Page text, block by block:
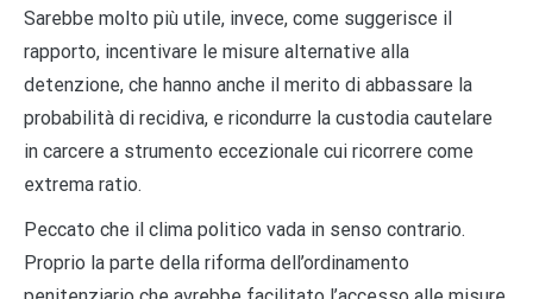
Sarebbe molto più utile, invece, come suggerisce il
rapporto, incentivare le misure alternative alla
detenzione, che hanno anche il merito di abbassare la
probabilità di recidiva, e ricondurre la custodia cautelare
in carcere a strumento eccezionale cui ricorrere come
extrema ratio.
Peccato che il clima politico vada in senso contrario.
Proprio la parte della riforma dell’ordinamento